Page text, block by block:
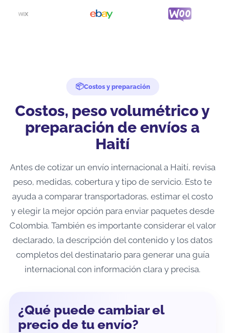
Costos y preparación
Costos, peso volumétrico y
preparación de envíos a
Haití
Antes de cotizar un envío internacional a Haití, revisa
peso, medidas, cobertura y tipo de servicio. Esto te
ayuda a comparar transportadoras, estimar el costo
y elegir la mejor opción para enviar paquetes desde
Colombia. También es importante considerar el valor
declarado, la descripción del contenido y los datos
completos del destinatario para generar una guía
internacional con información clara y precisa.
¿Qué puede cambiar el
precio de tu envío?